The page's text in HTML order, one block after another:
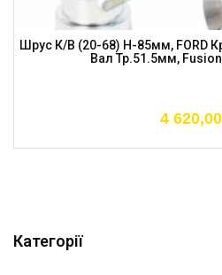
Категорії
Шрус К/в (20-68) H-85мм, FORD
Вал Тр.51.5мм,
4 620,00